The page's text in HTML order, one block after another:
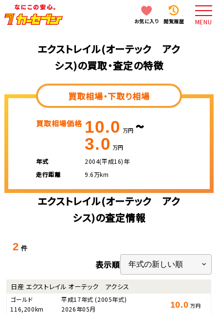
お気に入り 閲覧履歴 MENU
エクストレイル(オーテック アク
シス)の買取・査定の特徴
買取相場・下取り相場
買取相場価格 10.0 万円 ~
3.0 万円
年式
2004(平成16)年
走行距離
9.6万km
エクストレイル(オーテック アク
シス)の査定情報
2 件
表示順
日産 エクストレイル オーテック アクシス
ゴールド 平成17年式(2005年式)
116,200km
2026年05月 10.0 万円